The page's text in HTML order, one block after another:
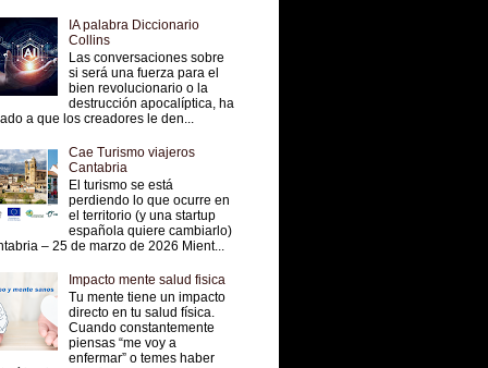
IA palabra Diccionario
Collins
Las conversaciones sobre
si será una fuerza para el
bien revolucionario o la
destrucción apocalíptica, ha
a que los creadores le den...
Cae Turismo viajeros
Cantabria
El turismo se está
perdiendo lo que ocurre en
el territorio (y una startup
española quiere cambiarlo)
– 25 de marzo de 2026 Mient...
Impacto mente salud fisica
Tu mente tiene un impacto
directo en tu salud física.
Cuando constantemente
piensas “me voy a
enfermar” o temes haber